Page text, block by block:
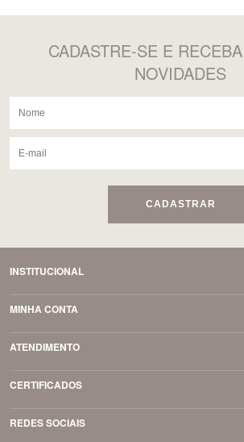
CADASTRE-SE E
NOVIDADES
CADASTRAR
INSTITUCIONAL
MINHA CONTA
ATENDIMENTO
CERTIFICADOS
REDES SOCIAIS